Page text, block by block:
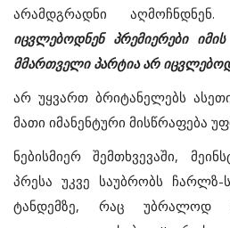
არამდგრადნი აღმოჩნდნენ.
იცვლებოდნენ პრემიერები იმის
მმართველი პარტია არ
არ უყვართ ბრიტანელებს
მათი იმანენტური მისწრაფება
ნებისმიერ
შემთხვევაში,
პრესა უკვე საუბრობს ჩარლზ-
ტანდემზე, რაც უბრალოდ